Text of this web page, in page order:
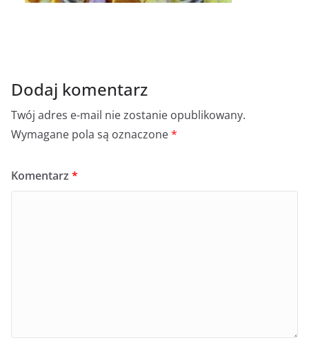
Dodaj komentarz
Twój adres e-mail nie zostanie opublikowany.
Wymagane pola są oznaczone*
Komentarz *